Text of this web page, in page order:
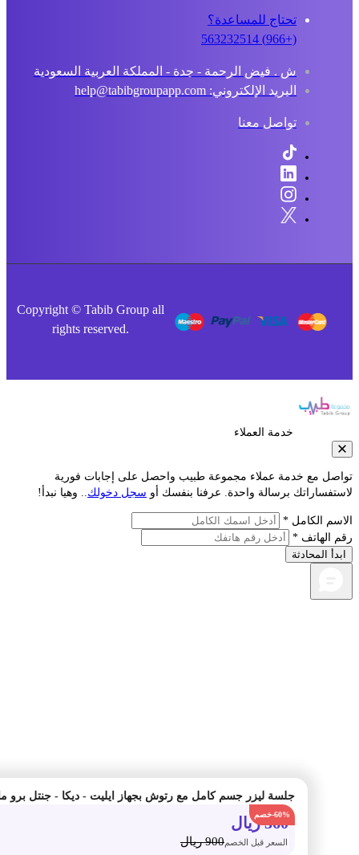
-60%
360 ريال
السعر قبل الخصم900 ريال
تحتاج للمساعدة؟
ش . فيض الرحمة - جدة - المملكة العربية السعودية
البريد الإلكتروني: help@tabibgroupapp.com
تواصل معنا
Copyright © Tabib Group all
rights reserved.
خدمة العملاء
مع خدمة عملاء مجموعة طبيب واحصل على إجابات فورية
برسالة واحدة. عرفنا بنفسك أوسجل دخولك.. وهيا نبدأ!
الكامل *
الهاتف *
المحادثة